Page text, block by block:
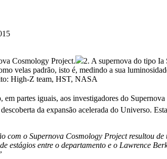
Cosmology Project.
2. A supernova do tipo
velas padrão, isto é, medindo a sua
High-Z team, HST, NASA
partes iguais, aos investigadores do
da expansão acelerada do Universo.
com o Supernova Cosmology Project resultou
entre o departamento e o Lawrence